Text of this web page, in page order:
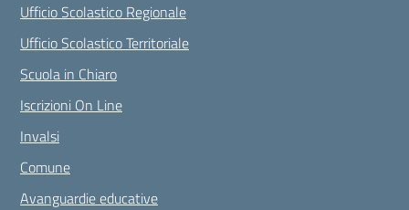
Ufficio Scolastico Regionale
Ufficio Scolastico Territoriale
Scuola in Chiaro
Iscrizioni On Line
Invalsi
Comune
Avanguardie educative